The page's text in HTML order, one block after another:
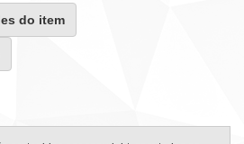
do item